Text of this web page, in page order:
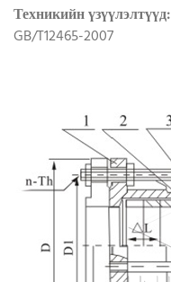
Техникийн үзүүлэлтүүд:
GB/T12465-2007